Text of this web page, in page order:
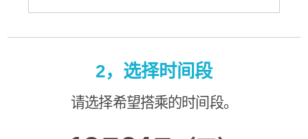
2，选择时间段
请选择希望搭乘的时间段。